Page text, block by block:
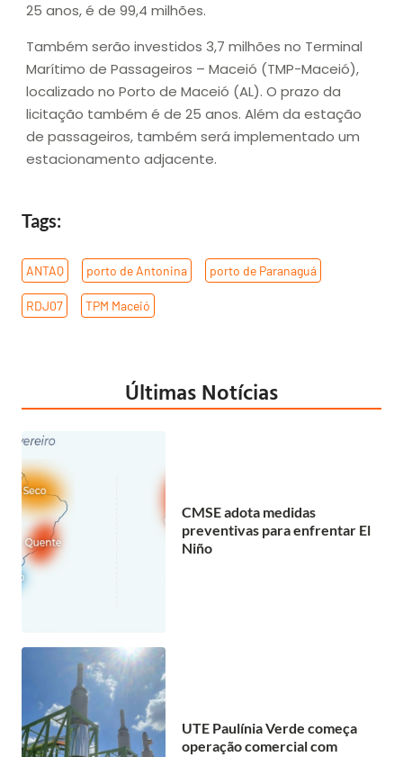
25 anos, é de 99,4 milhões.
Também serão investidos 3,7 milhões no Terminal
Marítimo de Passageiros – Maceió (TMP-Maceió),
localizado no Porto de Maceió (AL). O prazo da
licitação também é de 25 anos. Além da estação
de passageiros, também será implementado um
estacionamento adjacente.
Tags:
ANTAQ porto de Antonina porto de Paranaguá
RDJ07 TPM Maceió
Últimas Notícias
CMSE adota medidas
preventivas para enfrentar El
Niño
UTE Paulínia Verde começa
operação comercial com